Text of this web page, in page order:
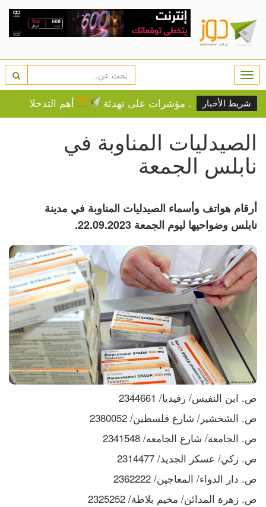
شريط الأخبار
وسط مؤشرات على تهدئة أهم التدخلات التنموية
الصيدليات المناوبة في
نابلس الجمعة
أرقام هواتف وأسماء الصيدليات المناوبة في مدينة
نابلس وضواحيها ليوم الجمعة 22.09.2023.
ص. ابن النفيس/ رفيديا/ 2344661
ص. الشخشير/ شارع فلسطين/ 2380052
ص. الجامعة/ شارع الجامعه/ 2341548
ص. زكي/ عسكر الجديد/ 2314477
ص. دار الدواء/ المعاجين/ 2362222
ص. زهرة المدائن/ مخيم بلاطة/ 2325252